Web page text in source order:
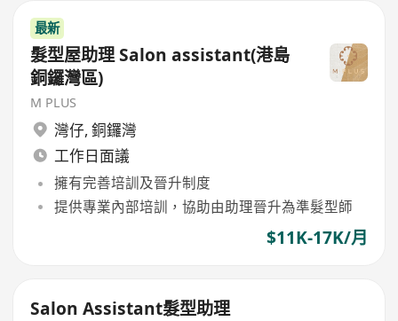
最新
髮型屋助理 Salon assistant(港島
銅鑼灣區)
M PLUS
灣仔, 銅鑼灣
工作日面議
擁有完善培訓及晉升制度
提供專業內部培訓，協助由助理晉升為準髮型師
$11K-17K/月
Salon Assistant髮型助理